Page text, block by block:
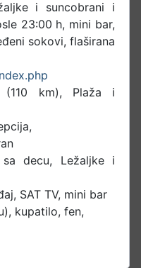
i suncobrani i
23:00 h, mini bar,
sokovi, flaširana
(110 km), Plaža i
sa decu, Ležaljke i
SAT TV, mini bar
kupatilo, fen,